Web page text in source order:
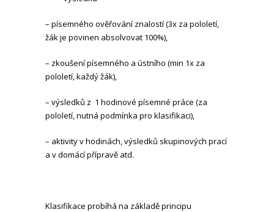
– písemného ověřování znalostí (3x za pololetí,
žák je povinen absolvovat 100%),
– zkoušení písemného a ústního (min 1x za
pololetí, každý žák),
– výsledků z 1 hodinové písemné práce (za
pololetí, nutná podmínka pro klasifikaci),
– aktivity v hodinách, výsledků skupinových prací
a v domácí přípravě atd.
Klasifikace probíhá na základě principu